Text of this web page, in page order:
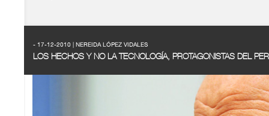
- 17-12-2010 | NEREIDA LÓPEZ VIDALES
LOS HECHOS Y NO LA TECNOLOGÍA, PROTAGONISTAS DEL